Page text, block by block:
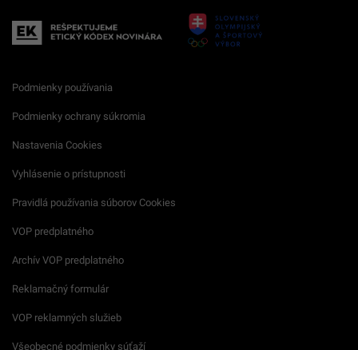
Podmienky používania
Podmienky ochrany súkromia
Nastavenia Cookies
Vyhlásenie o prístupnosti
Pravidlá používania súborov Cookies
VOP predplatného
Archív VOP predplatného
Reklamačný formulár
VOP reklamných služieb
Všeobecné podmienky súťaží